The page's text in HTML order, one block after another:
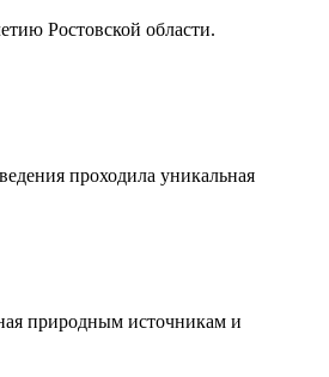
Ростовской области.
проходила уникальная
природным источникам и